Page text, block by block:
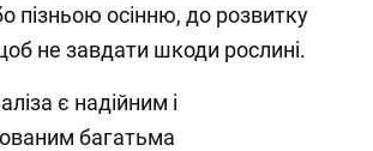
пізньою осінню, до розвитку
не завдати шкоди рослині.
є надійним і
багатьма